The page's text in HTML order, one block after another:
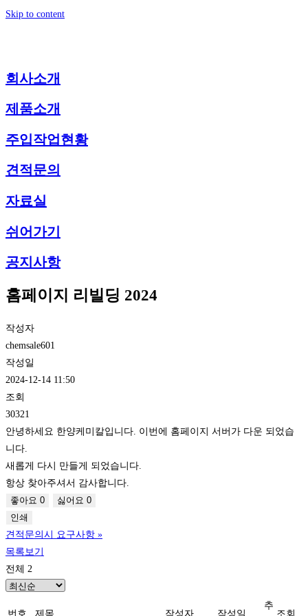
Skip to content
회사소개
제품소개
주입작업현황
견적문의
자료실
쉬어가기
공지사항
홈페이지 리빌딩 2024
작성자
chemsale601
작성일
2024-12-14 11:50
조회
30321
안녕하세요 한양케미칼입니다. 이번에 홈페이지 서버가 다운 되었습
니다.
새롭게 다시 만들게 되었습니다.
항상 찾아주셔서 감사합니다.
좋아요 0 싫어요 0
인쇄
견적문의시 요구사항 »
목록보기
전체 2
번호 제목 작성자 작성일
추
조회